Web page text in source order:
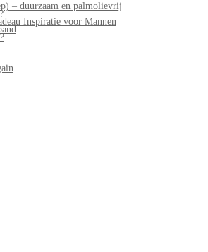
– duurzaam en palmolievrij
Inspiratie voor Mannen